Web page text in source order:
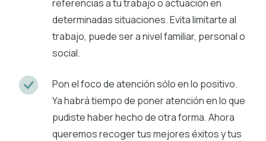
referencias a tu trabajo o actuación en
determinadas situaciones. Evita limitarte al
trabajo, puede ser a nivel familiar, personal o
social.
Pon el foco de atención sólo en lo positivo.
Ya habrá tiempo de poner atención en lo que
pudiste haber hecho de otra forma. Ahora
queremos recoger tus mejores éxitos y tus